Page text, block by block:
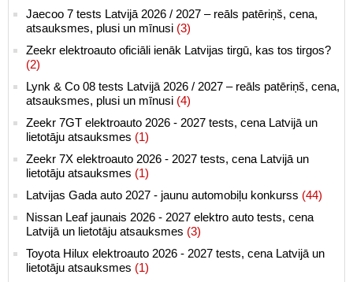
Jaecoo 7 tests Latvijā 2026 / 2027 – reāls patēriņš, cena,
atsauksmes, plusi un mīnusi (3)
Zeekr elektroauto oficiāli ienāk Latvijas tirgū, kas tos tirgos?
(2)
Lynk & Co 08 tests Latvijā 2026 / 2027 – reāls patēriņš, cena,
atsauksmes, plusi un mīnusi (4)
Zeekr 7GT elektroauto 2026 - 2027 tests, cena Latvijā un
lietotāju atsauksmes (1)
Zeekr 7X elektroauto 2026 - 2027 tests, cena Latvijā un
lietotāju atsauksmes (1)
Latvijas Gada auto 2027 - jaunu automobiļu konkurss (44)
Nissan Leaf jaunais 2026 - 2027 elektro auto tests, cena
Latvijā un lietotāju atsauksmes (3)
Toyota Hilux elektroauto 2026 - 2027 tests, cena Latvijā un
lietotāju atsauksmes (1)